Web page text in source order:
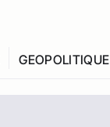
GEOPOLITIQUE